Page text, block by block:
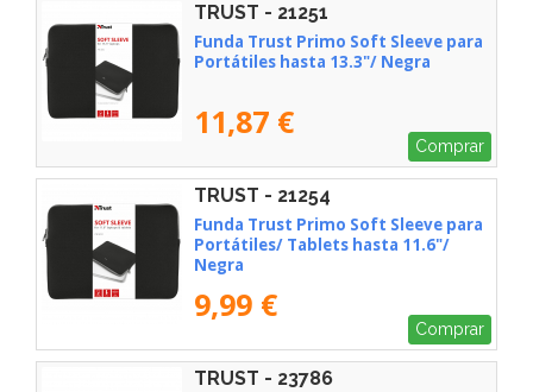
TRUST - 21251
Funda Trust Primo Soft Sleeve para
Portátiles hasta 13.3"/ Negra
11,87 €
Comprar
TRUST - 21254
Funda Trust Primo Soft Sleeve para
Portátiles/ Tablets hasta 11.6"/
Negra
9,99 €
Comprar
TRUST - 23786